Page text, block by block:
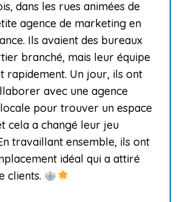
dans les rues animées de
agence de marketing en
Ils avaient des bureaux
branché, mais leur équipe
rapidement. Un jour, ils ont
avec une agence
pour trouver un espace
cela a changé leur jeu
travaillant ensemble, ils ont
idéal qui a attiré
clients.